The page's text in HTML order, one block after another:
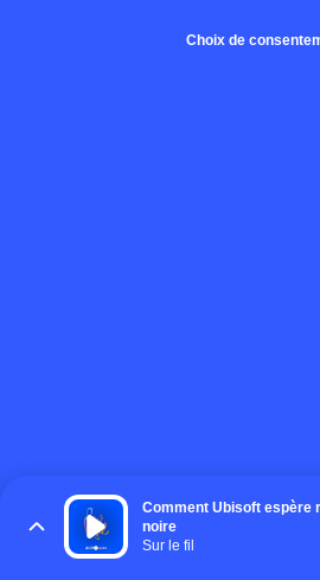
Choix de
Comment Ubisoft espère
noire
Sur le fil